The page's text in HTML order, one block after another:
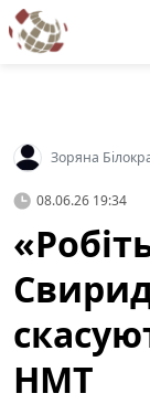
Зоряна
08.06.26 19:34
НМТ